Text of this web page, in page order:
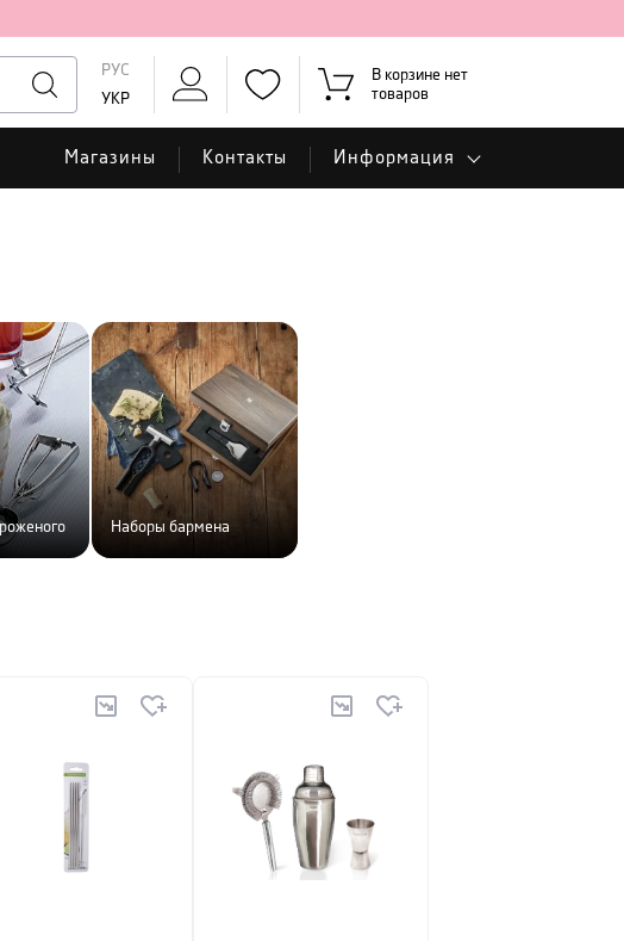
РУС
УКР
В корзине нет
товаров
Магазины Контакты Информация
Наборы бармена